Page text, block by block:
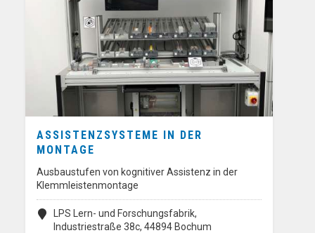
ASSISTENZSYSTEME IN DER
MONTAGE
Ausbaustufen von kognitiver Assistenz in der
Klemmleistenmontage
LPS Lern- und Forschungsfabrik,
Industriestraße 38c, 44894 Bochum